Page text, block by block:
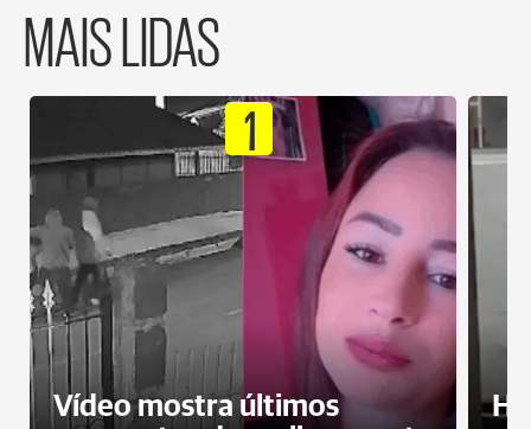
MAIS LIDAS
1
Vídeo mostra últimos